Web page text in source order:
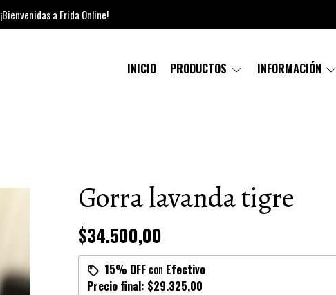
¡Bienvenidas a Frida Online!
INICIO PRODUCTOS INFORMACIÓN
Gorra lavanda tigre
$34.500,00
15% OFFcon Efectivo
Precio final: $29.325,00